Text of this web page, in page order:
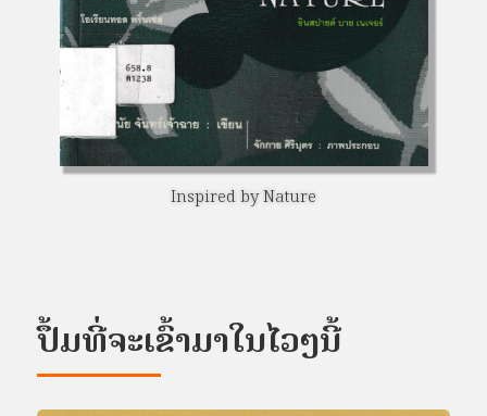
ນະໂຍບາຍດ້ານໂພຊະນາການ
ປຶ້ມທີ່ຈະເຂົ້າມາໃນໄວໆນີ້